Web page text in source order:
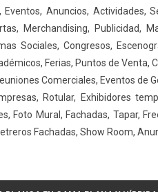
Eventos, Anuncios, Actividades,
Merchandising, Publicidad,
Sociales, Congresos,
Ferias, Puntos de Venta,
Comerciales, Eventos de
Rotular, Exhibidores
Foto Mural, Fachadas, Tapar,
Fachadas, Show Room,